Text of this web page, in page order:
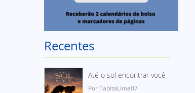
Recentes
Até o sol encontrar você
Por TabitaLima07